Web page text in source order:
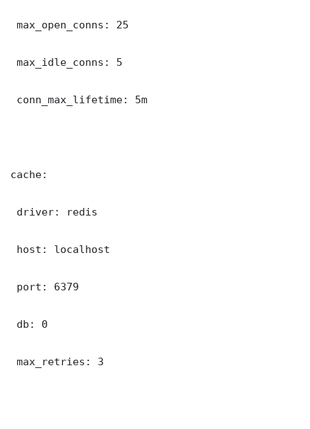
max_open_conns: 25
max_idle_conns: 5
conn_max_lifetime: 5m
cache:
driver: redis
host: localhost
port: 6379
db: 0
max_retries: 3